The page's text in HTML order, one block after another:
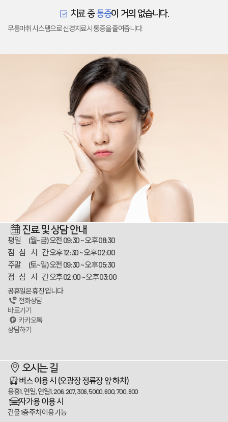
치료 중통증이 거의 없습니다.
무통마취 시스템으로 신경치료시 통증을 줄여줍니다.
진료 및 상담 안내
평일 (월~금)오전 09:30 ~ 오후 08:30
점 심 시 간오후 12:30 ~ 오후 02:00
주말 (토~일)오전 09:30 ~ 오후 05:30
점 심 시 간오후 02:00 ~ 오후 03:00
공휴일은 휴진 입니다
전화상담
바로가기
카카오톡
상담하기
오시는 길
100m
버스 이용 시 (오광장 정류장 앞 하차)
용흥1, 연일, 연일1, 206, 207, 306, 5000, 600, 700, 900
자가용 이용 시
건물 1층 주차 이용 가능